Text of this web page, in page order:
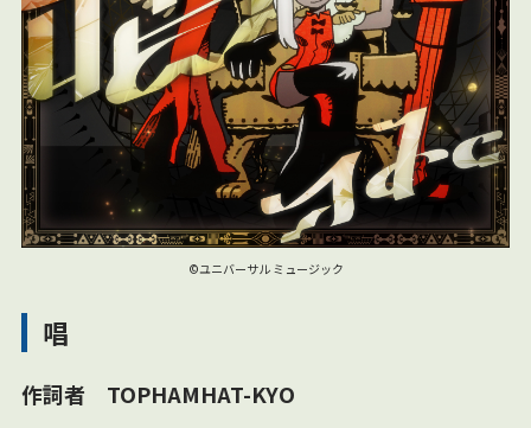
©ユニバーサル ミュージック
唱
作詞者 TOPHAMHAT-KYO